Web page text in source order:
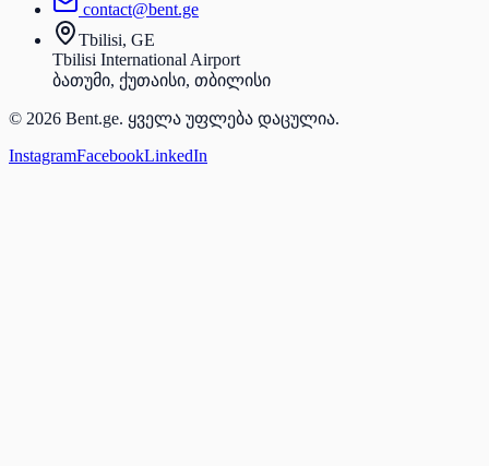
contact@bent.ge
Tbilisi, GE
Tbilisi International Airport
ბათუმი, ქუთაისი, თბილისი
© 2026 Bent.ge. ყველა უფლება დაცულია.
InstagramFacebookLinkedIn